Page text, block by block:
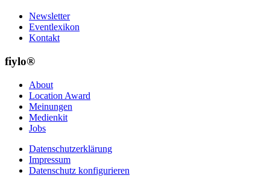
Newsletter
Eventlexikon
Kontakt
fiylo®
About
Location Award
Meinungen
Medienkit
Jobs
Datenschutzerklärung
Impressum
Datenschutz konfigurieren